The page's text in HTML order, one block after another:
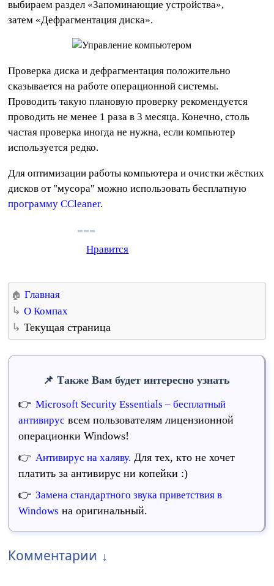
выбираем раздел «Запоминающие устройства»,
затем «Дефрагментация диска».
Проверка диска и дефрагментация положительно
сказывается на работе операционной системы.
Проводить такую плановую проверку рекомендуется
проводить не менее 1 раза в 3 месяца. Конечно, столь
частая проверка иногда не нужна, если компьютер
используется редко.
Для оптимизации работы компьютера и очистки жёстких
дисков от "мусора" можно использовать бесплатную
программу CCleaner.
Нравится
Главная
О Компах
Текущая страница
Также Вам будет интересно узнать
Microsoft Security Essentials – бесплатный
антивирус всем пользователям лицензионной
операционки Windows!
Антивирус на халяву. Для тех, кто не хочет
платить за антивирус ни копейки :)
Замена стандартного звука приветствия в
Windows на оригинальный.
Комментарии